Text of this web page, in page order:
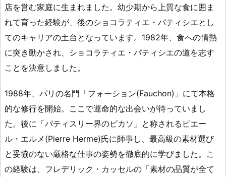
店を営む家庭に生まれました。幼少期から上質な食に囲ま
れて育った経験が、後のショコラティエ・パティシエとし
てのキャリアの土台となっています。1982年、食への情熱
に突き動かされ、ショコラティエ・パティシエの道を志す
ことを決意しました。
1988年、パリの名門「フォーション(Fauchon)」にて本格
的な修行を開始。ここで運命的な出会いが待っていまし
た。後に「パティスリー界のピカソ」と称されるピエー
ル・エルメ(Pierre Herme)氏に師事し、最高級の素材選び
と妥協のない厳格な仕事の姿勢を徹底的に学びました。こ
の経験は、フレデリック・カッセルの「素材の品質が全て